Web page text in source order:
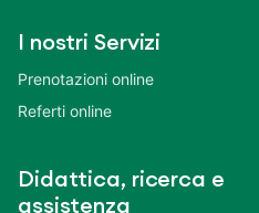
I nostri Servizi
Prenotazioni online
Referti online
Didattica, ricerca e
assistenza